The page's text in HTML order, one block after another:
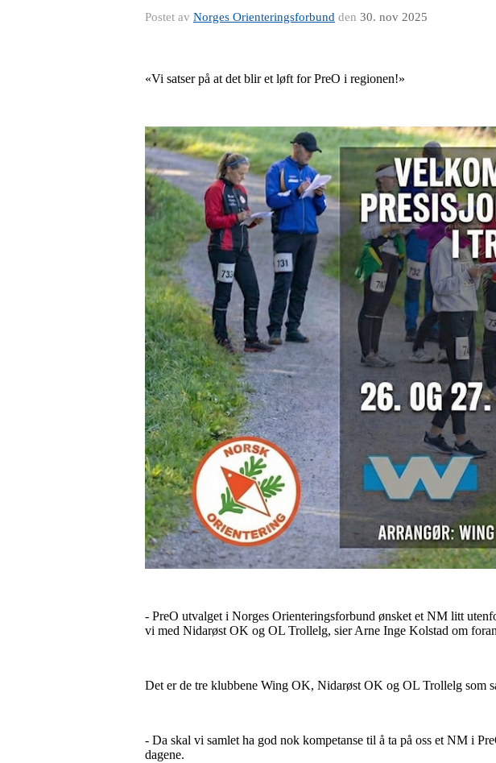
Postet av Norges Orienteringsforbund den 30. nov 2025
«Vi satser på at det blir et løft for PreO i regionen!»
- PreO utvalget i Norges Orienteringsforbund ønsket et NM litt
vi med Nidarøst OK og OL Trollelg, sier Arne Inge Kolstad om
Det er de tre klubbene Wing OK, Nidarøst OK og OL Trollelg som
- Da skal vi samlet ha god nok kompetanse til å ta på oss et NM i
dagene.